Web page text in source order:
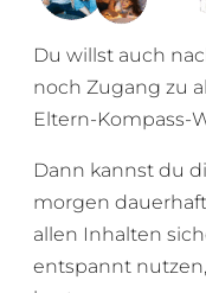
Du willst auch
noch Zugang zu
Eltern-Kompass-
Dann kannst du
morgen
allen Inhalten
entspannt